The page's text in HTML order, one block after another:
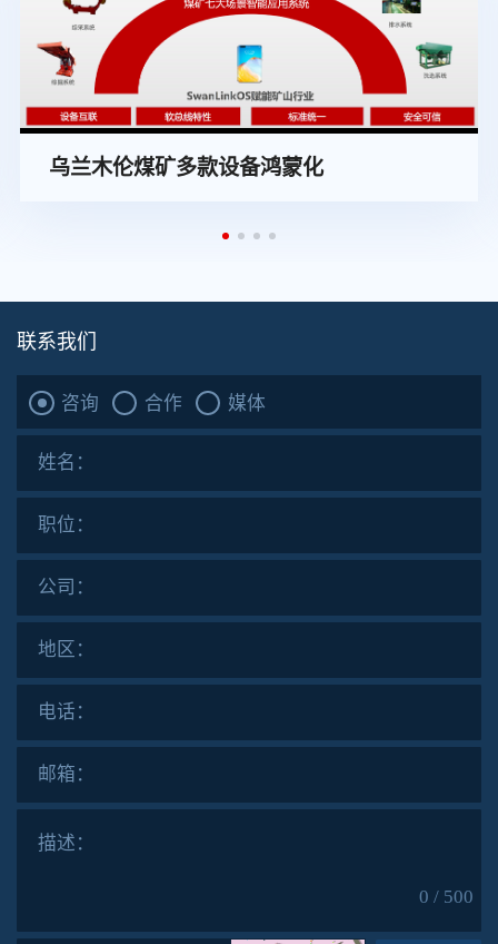
乌兰木伦煤矿多款设备鸿蒙化
联系我们
咨询 合作 媒体
姓名：
职位：
公司：
地区：
电话：
邮箱：
描述：
0 / 500